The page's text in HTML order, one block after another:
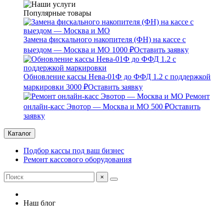
Популярные товары
Замена фискального накопителя (ФН) на кассе с
выездом — Москва и МО 1000 ₽Оставить заявку
Обновление кассы Нева-01Ф до ФФД 1.2 с поддержкой
маркировки 3000 ₽Оставить заявку
Ремонт
онлайн-касс Эвотор — Москва и МО 500 ₽Оставить
заявку
Каталог
Подбор кассы под ваш бизнес
Ремонт кассового оборудования
×
Наш блог